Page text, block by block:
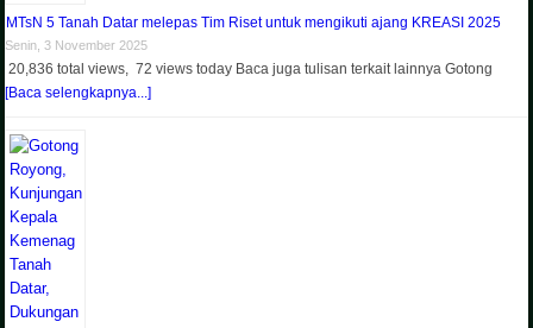
MTsN 5 Tanah Datar melepas Tim Riset untuk mengikuti ajang KREASI 2025
Senin, 3 November 2025
20,836 total views, 72 views today Baca juga tulisan terkait lainnya Gotong
[Baca selengkapnya...]